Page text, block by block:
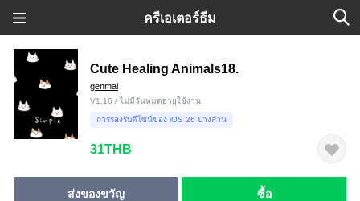
ครีเอเตอร์ธีม
Cute Healing Animals18.
genmai
V1.16 / ไม่มีวันหมดอายุใช้งาน
การรองรับดีไซน์ของ iOS 26 บางส่วน
31THB
ส่งของขวัญ ซื้อ